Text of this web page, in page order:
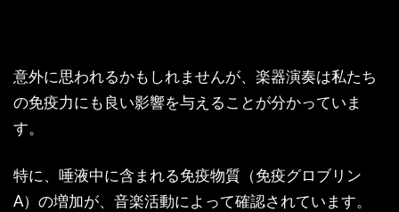
意外に思われるかもしれませんが、楽器演奏は私たち
の免疫力にも良い影響を与えることが分かっていま
す。
特に、唾液中に含まれる免疫物質（免疫グロブリン
A）の増加が、音楽活動によって確認されています。